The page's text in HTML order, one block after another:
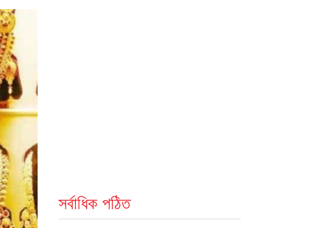
সর্বাধিক পঠিত